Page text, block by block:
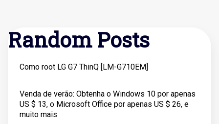
Random Posts
Como root LG G7 ThinQ [LM-G710EM]
Venda de verão: Obtenha o Windows 10 por apenas
US $ 13, o Microsoft Office por apenas US $ 26, e
muito mais